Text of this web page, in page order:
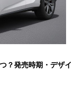
？発売時期・デザイ